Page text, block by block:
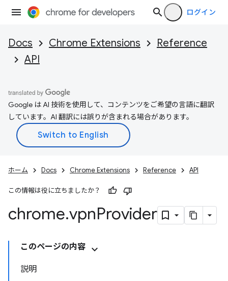
ログイン
Docs Chrome Extensions
Reference
API
Google は AI 技術を使用して、コンテンツをご希望の言語に翻訳
しています。AI 翻訳には誤りが含まれる場合があります。
ホーム Docs Chrome Extensions Reference API
この情報は役に立ちましたか？
chrome.vpnProvider
このページの内容
説明